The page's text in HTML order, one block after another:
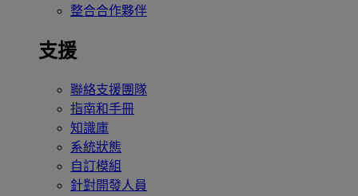
整合合作夥伴
支援
聯絡支援團隊
指南和手冊
知識庫
系統狀態
自訂模組
針對開發人員